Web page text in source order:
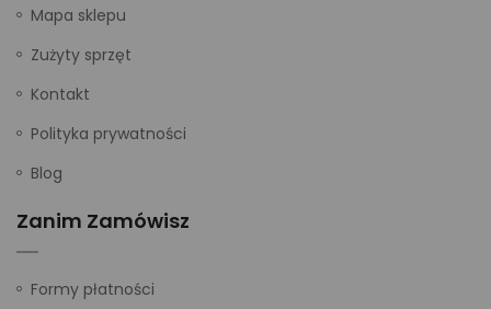
Mapa sklepu
Zużyty sprzęt
Kontakt
Polityka prywatności
Blog
Zanim Zamówisz
Formy płatności